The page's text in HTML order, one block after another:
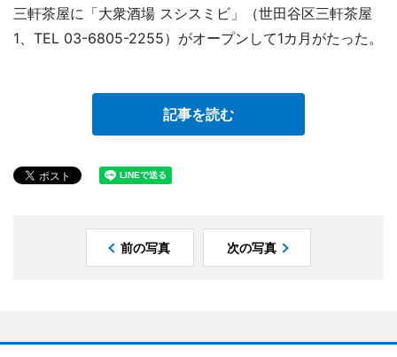
三軒茶屋に「大衆酒場 スシスミビ」（世田谷区三軒茶屋
1、TEL 03-6805-2255）がオープンして1カ月がたった。
記事を読む
前の写真 次の写真